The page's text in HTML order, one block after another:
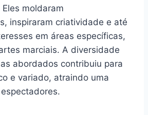
moldaram
inspiraram criatividade e até
em áreas específicas,
marciais. A diversidade
abordados contribuiu para
e variado, atraindo uma